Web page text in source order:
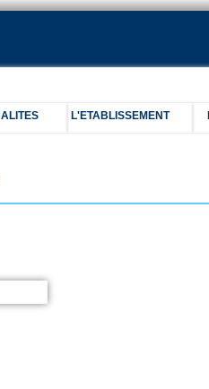
L'ETABLISSEMENT